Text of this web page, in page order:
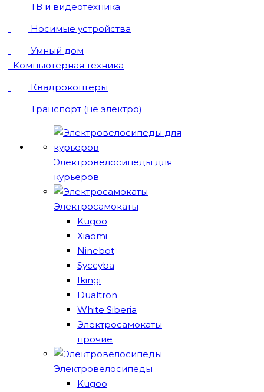
ТВ и видеотехника
Носимые устройства
Умный дом
Компьютерная техника
Квадрокоптеры
Транспорт (не электро)
Электровелосипеды для
курьеров
Электросамокаты
Kugoo
Xiaomi
Ninebot
Syccyba
Ikingi
Dualtron
White Siberia
Электросамокаты
прочие
Электровелосипеды
Kugoo